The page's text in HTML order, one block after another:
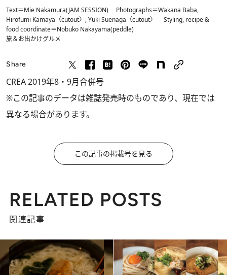
Text＝Mie Nakamura(JAM SESSION) Photographs＝Wakana Baba,
Hirofumi Kamaya〈cutout〉, Yuki Suenaga〈cutout〉 Styling, recipe &
food coordinate＝Nobuko Nakayama(peddle)
旅＆お出かけグルメ
Share
CREA 2019年8・9月合併号
※この記事のデータは雑誌発売時のものであり、現在では
異なる場合があります。
この記事の掲載号を見る
RELATED POSTS
関連記事